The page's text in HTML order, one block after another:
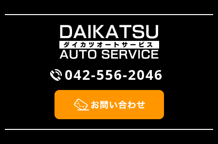
雨が降るとタイヤ屋が儲かる？！
風が吹くと桶屋が儲かるということわざがありますが、
このところ雨が続いて，そのせいかわかりませんが、パ
ンクして走れないから何とかして...
2018/09/30 NEWS
BMW Z3 車検整備
042-556-2046